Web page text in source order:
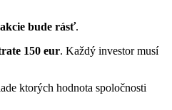
bude rásť.
150 eur. Každý investor musí
ktorých hodnota spoločnosti